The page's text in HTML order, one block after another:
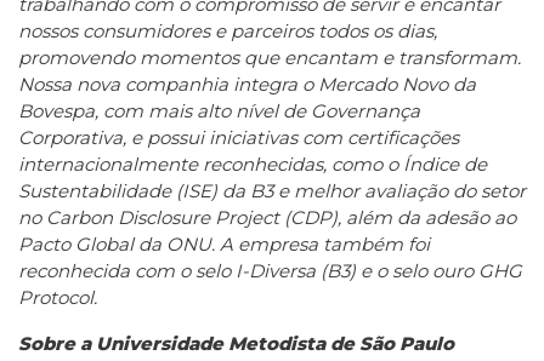
nossos consumidores e parceiros todos os dias,
promovendo momentos que encantam e transformam.
Nossa nova companhia integra o Mercado Novo da
Bovespa, com mais alto nível de Governança
Corporativa, e possui iniciativas com certificações
internacionalmente reconhecidas, como o Índice de
Sustentabilidade (ISE) da B3 e melhor avaliação do setor
no Carbon Disclosure Project (CDP), além da adesão ao
Pacto Global da ONU. A empresa também foi
reconhecida com o selo I-Diversa (B3) e o selo ouro GHG
Protocol.
Sobre a Universidade Metodista de São Paulo